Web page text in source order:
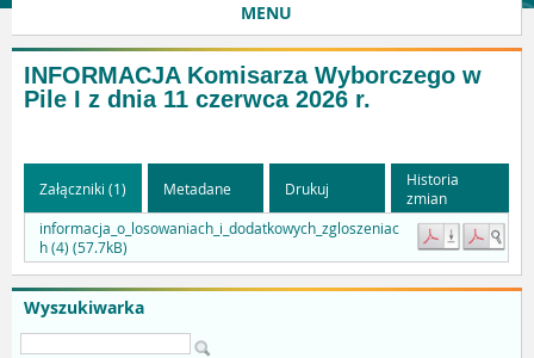
MENU
Wyszukiwarka
INFORMACJA Komisarza Wyborczego w
Pile I z dnia 11 czerwca 2026 r.
Załączniki (1) Metadane Drukuj
Historia
zmian
informacja_o_losowaniach_i_dodatkowych_zgloszeniac
h (4) (57.7kB)